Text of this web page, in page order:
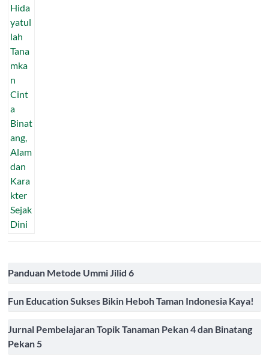
Panduan Metode Ummi Jilid 6
Fun Education Sukses Bikin Heboh Taman Indonesia Kaya!
Jurnal Pembelajaran Topik Tanaman Pekan 4 dan Binatang
Pekan 5